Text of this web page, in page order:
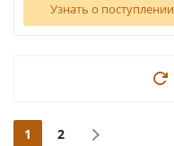
Узнать о поступлении
1 2